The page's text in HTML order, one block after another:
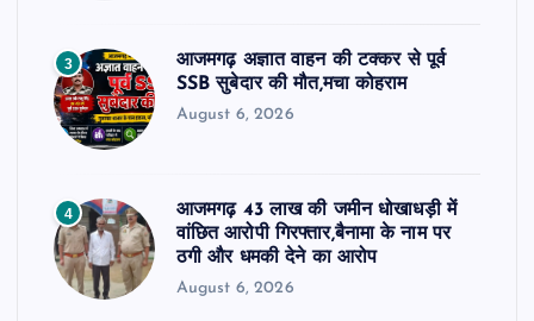
3
आजमगढ़ अज्ञात वाहन की टक्कर से पूर्व
SSB सुबेदार की मौत,मचा कोहराम
August 6, 2026
4
आजमगढ़ 43 लाख की जमीन धोखाधड़ी में
वांछित आरोपी गिरफ्तार,बैनामा के नाम पर
ठगी और धमकी देने का आरोप
August 6, 2026